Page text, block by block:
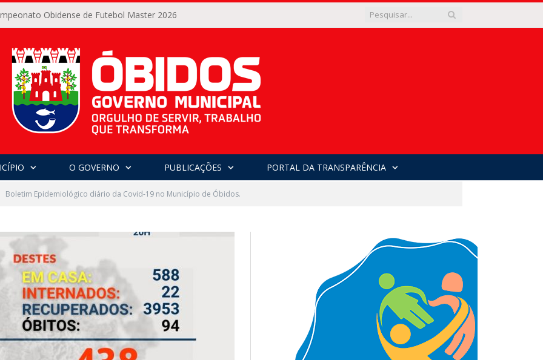
Obidense de Futebol Master 2026
O GOVERNO PUBLICAÇÕES PORTAL DA TRANSPARÊNCIA
Boletim Epidemiológico diário da Covid-19 no Município de Óbidos.